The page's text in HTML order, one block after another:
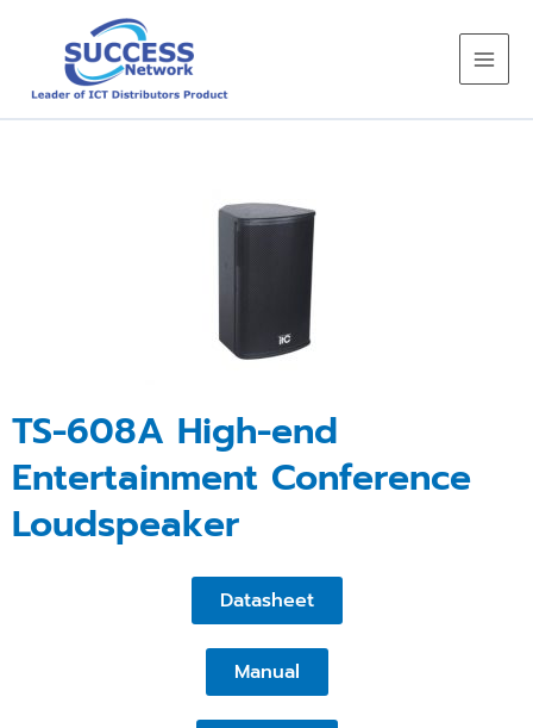
content
TS-608A High-end
Entertainment Conference
Loudspeaker
Datasheet
Manual